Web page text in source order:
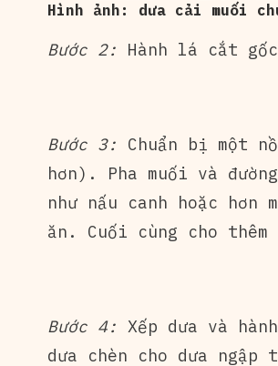
Hình ảnh: dưa cải muối
Bước 2: Hành lá cắt
Bước 3: Chuẩn bị một
hơn). Pha muối và
như nấu canh hoặc
ăn. Cuối cùng cho
Bước 4: Xếp dưa và
dưa chèn cho dưa